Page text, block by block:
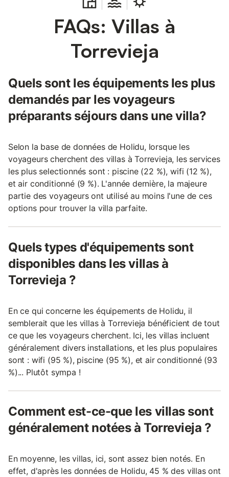
FAQs: Villas à
Torrevieja
Quels sont les équipements les plus
demandés par les voyageurs
préparants séjours dans une villa?
Selon la base de données de Holidu, lorsque les
voyageurs cherchent des villas à Torrevieja, les services
les plus selectionnés sont : piscine (22 %), wifi (12 %),
et air conditionné (9 %). L'année dernière, la majeure
partie des voyageurs ont utilisé au moins l'une de ces
options pour trouver la villa parfaite.
Quels types d'équipements sont
disponibles dans les villas à
Torrevieja ?
En ce qui concerne les équipements de Holidu, il
semblerait que les villas à Torrevieja bénéficient de tout
ce que les voyageurs cherchent. Ici, les villas incluent
généralement divers installations, et les plus populaires
sont : wifi (95 %), piscine (95 %), et air conditionné (93
%)... Plutôt sympa !
Comment est-ce-que les villas sont
généralement notées à Torrevieja ?
En moyenne, les villas, ici, sont assez bien notés. En
effet, d'après les données de Holidu, 45 % des villas ont